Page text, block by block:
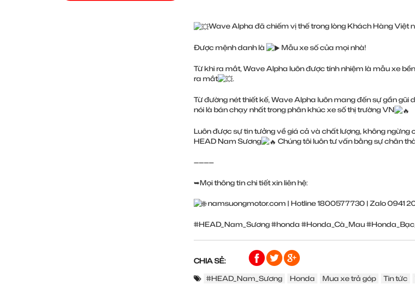
Wave Alpha đã chiếm vị thế trong lòng Khách Hàng Việt
Được mệnh danh là Mẫu xe số của mọi nhà!
Từ khi ra mắt, Wave Alpha luôn được tính nhiệm là mẫu xe
ra mắt
.
Từ đường nét thiết kế, Wave Alpha luôn mang đến sự gần
nói là bán chạy nhất trong phân khúc xe số thị trường VN
Luôn được sự tin tưởng về giá cả và chất lượng, không
HEAD Nam Sương
Chúng tôi luôn tư vấn bằng sự chân
————
➥Mọi thông tin chi tiết xin liên hệ:
namsuongmotor.com | Hotline 1800577730 | Zalo 0941
#HEAD_Nam_Sương#honda #Honda_Cà_Mau
CHIA SẺ:
#HEAD_Nam_Sương
Honda Mua xe trả góp Tin tức